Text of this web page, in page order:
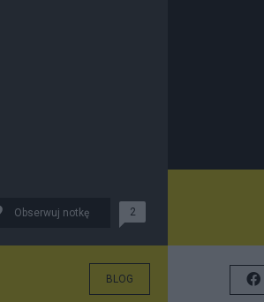
Obserwuj notkę 2
BLOG